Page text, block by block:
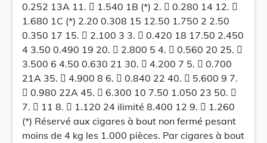
0.252 13A 11.  1.540 1B (*) 2.  0.280 14 12. 
1.680 1C (*) 2.20 0.308 15 12.50 1.750 2 2.50
0.350 17 15.  2.100 3 3.  0.420 18 17.50 2.450
4 3.50 0.490 19 20.  2.800 5 4.  0.560 20 25. 
3.500 6 4.50 0.630 21 30.  4.200 7 5.  0.700
21A 35.  4.900 8 6.  0.840 22 40.  5.600 9 7.
 0.980 22A 45.  6.300 10 7.50 1.050 23 50. 
7.  11 8.  1.120 24 ilimité 8.400 12 9.  1.260
(*) Réservé aux cigares à bout non fermé pesant
moins de 4 kg les 1.000 pièces. Par cigares à bout